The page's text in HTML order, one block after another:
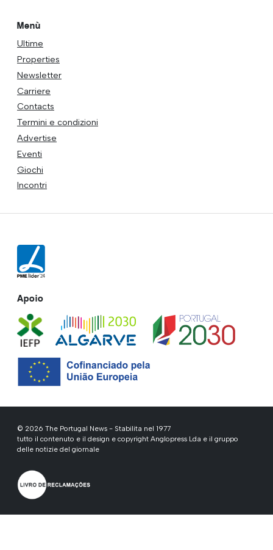
Menù
Ultime
Properties
Newsletter
Carriere
Contacts
Termini e condizioni
Advertise
Eventi
Giochi
Incontri
Apoio
© 2026 The Portugal News - Stabilita nel 1977
tutto il contenuto e il design e copyright Anglopress Lda e il gruppo
delle notizie del giornale